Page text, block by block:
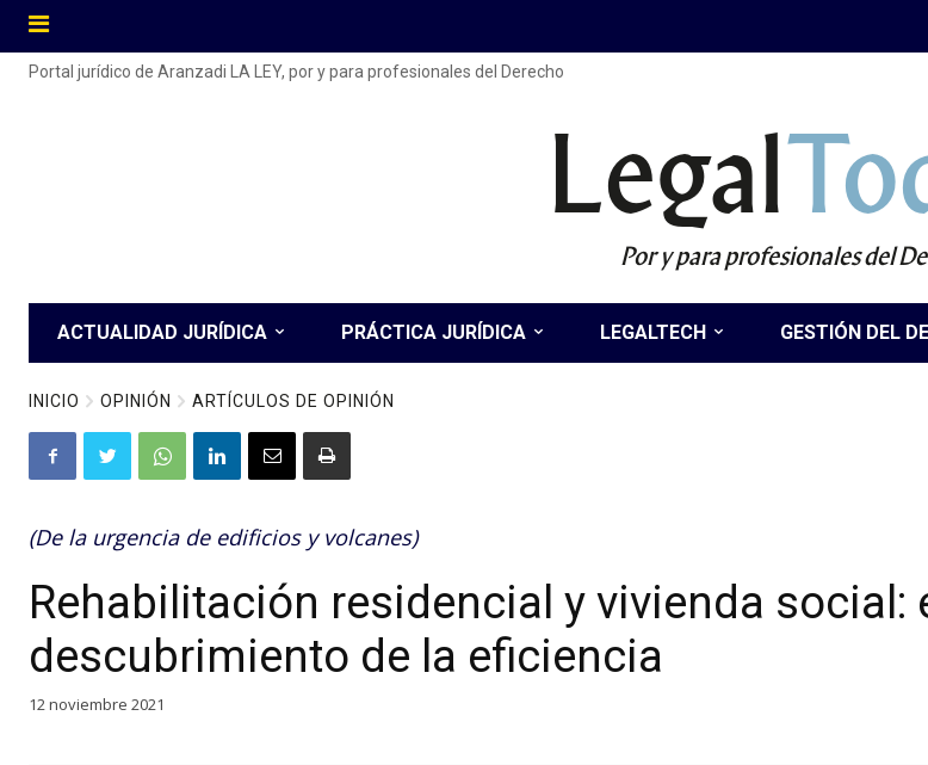
Portal jurídico de Aranzadi LA LEY, por y para profesionales del Derecho
Legal
Por y para profesionales del
ACTUALIDAD JURÍDICA PRÁCTICA JURÍDICA LEGALTECH GESTIÓN DEL
INICIO OPINIÓN ARTÍCULOS DE OPINIÓN
(De la urgencia de edificios y volcanes)
Rehabilitación residencial y vivienda social:
descubrimiento de la eficiencia
12 noviembre 2021